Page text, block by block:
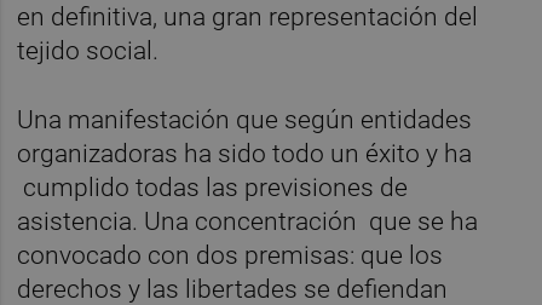
en definitiva, una gran representación del
tejido social.
Una manifestación que según entidades
organizadoras ha sido todo un éxito y ha
cumplido todas las previsiones de
asistencia. Una concentración que se ha
convocado con dos premisas: que los
derechos y las libertades se defiendan